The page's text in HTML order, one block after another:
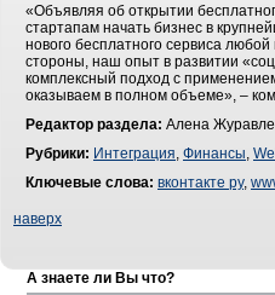
«Объявляя об открытии
стартапам начать бизнес в
нового бесплатного сервиса
стороны, наш опыт в развитии
комплексный подход с
оказываем в полном объеме», –
Редактор раздела: Алена
Рубрики: Интеграция, Финансы,
Ключевые слова: вконтакте ру,
наверх
А знаете ли Вы что?